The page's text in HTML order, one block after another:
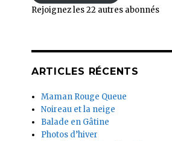
Rejoignez les 22 autres abonnés
ARTICLES RÉCENTS
Maman Rouge Queue
Noireau et la neige
Balade en Gâtine
Photos d’hiver